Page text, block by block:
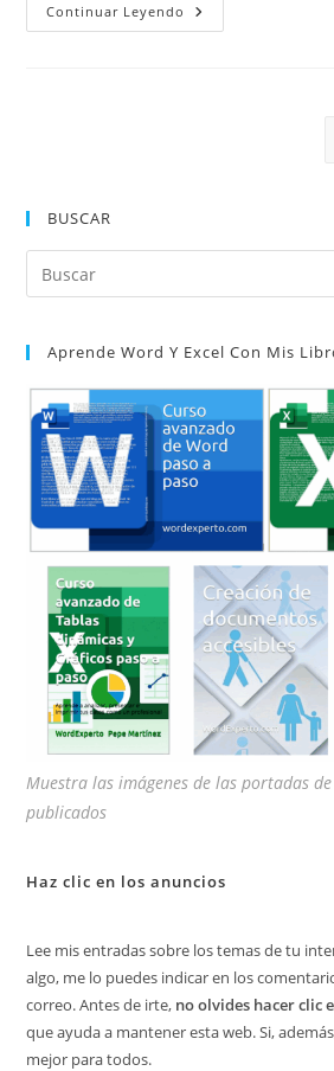
Continuar Leyendo Dividir
Palabras
BUSCAR
Aprende Word Y Excel Con Mis
Muestra las imágenes de las portadas
publicados
Haz clic en los anuncios
Lee mis entradas sobre los temas de tu
algo, me lo puedes indicar en los
correo. Antes de irte, no olvides hacer clic
que ayuda a mantener esta web. Si,
mejor para todos.